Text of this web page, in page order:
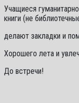
Учащиеся
книги (не
делают закладки и
Хорошего лета и
До встречи!